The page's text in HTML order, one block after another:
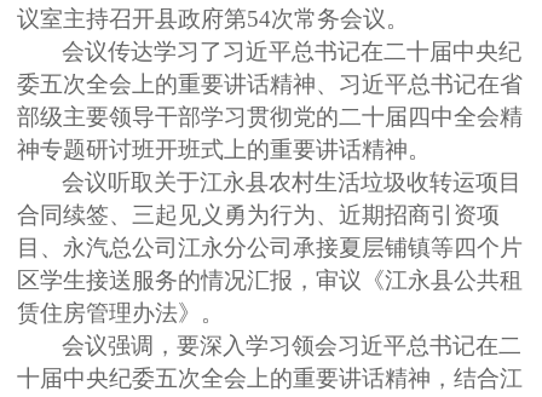
议室主持召开县政府第54次常务会议。
会议传达学习了习近平总书记在二十届中央纪
委五次全会上的重要讲话精神、习近平总书记在省
部级主要领导干部学习贯彻党的二十届四中全会精
神专题研讨班开班式上的重要讲话精神。
会议听取关于江永县农村生活垃圾收转运项目
合同续签、三起见义勇为行为、近期招商引资项
目、永汽总公司江永分公司承接夏层铺镇等四个片
区学生接送服务的情况汇报，审议《江永县公共租
赁住房管理办法》。
会议强调，要深入学习领会习近平总书记在二
十届中央纪委五次全会上的重要讲话精神，结合江